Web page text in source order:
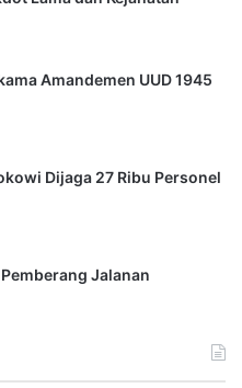
Amandemen UUD 1945
Dijaga 27 Ribu Personel
Jalanan